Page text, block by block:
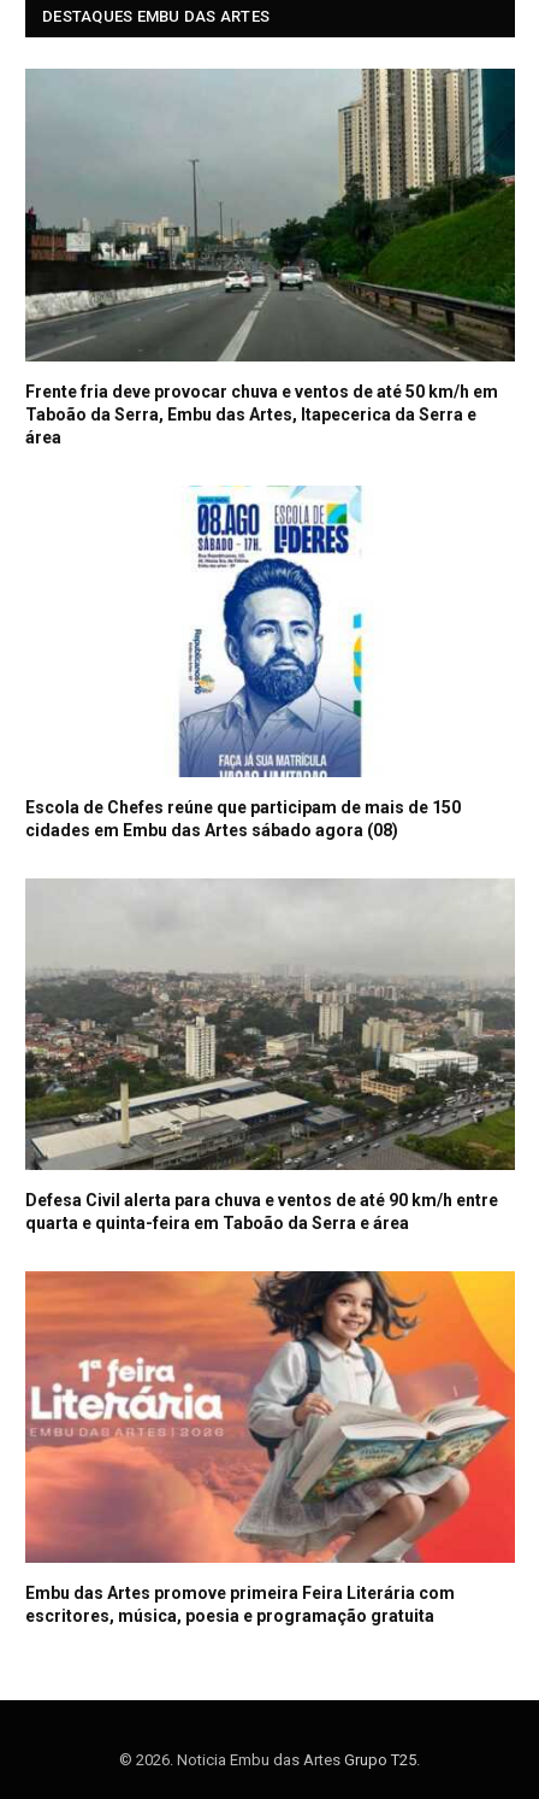
DESTAQUES EMBU DAS ARTES
Frente fria deve provocar chuva e ventos de até 50 km/h em
Taboão da Serra, Embu das Artes, Itapecerica da Serra e
área
Escola de Chefes reúne que participam de mais de 150
cidades em Embu das Artes sábado agora (08)
Defesa Civil alerta para chuva e ventos de até 90 km/h entre
quarta e quinta-feira em Taboão da Serra e área
Embu das Artes promove primeira Feira Literária com
escritores, música, poesia e programação gratuita
© 2026. Noticia Embu das Artes Grupo T25.